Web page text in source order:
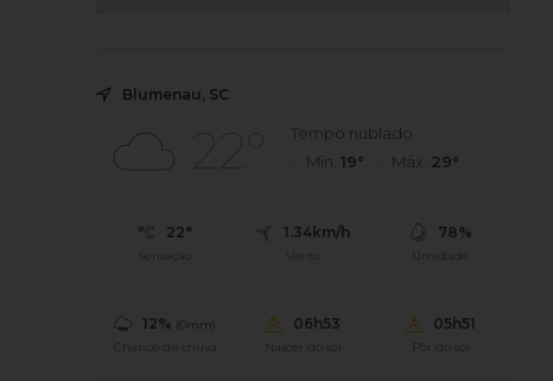
Blumenau, SC
22°
Tempo nublado
Mín.19° Máx. 29°
22°
Sensação
1.34km/h
Vento
78%
Umidade
12% (0mm)
Chance de chuva
06h53
Nascer do sol
05h51
Pôr do sol